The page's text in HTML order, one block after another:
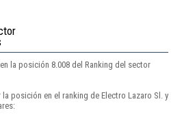
la posición 8.008 del Ranking del sector
posición en el ranking de Electro Lazaro Sl. y